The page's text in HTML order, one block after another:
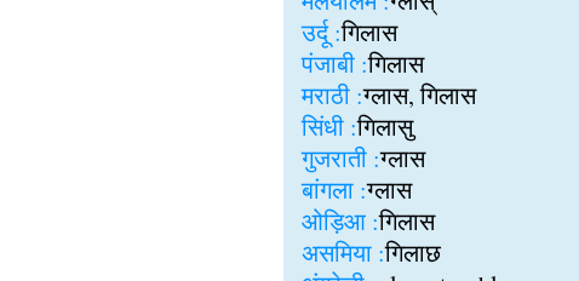
उर्दू :गिलास
पंजाबी :गिलास
मराठी :ग्लास, गिलास
सिंधी :गिलासु
गुजराती :ग्लास
बांगला :ग्लास
ओड़िआ :गिलास
असमिया :गिलाछ